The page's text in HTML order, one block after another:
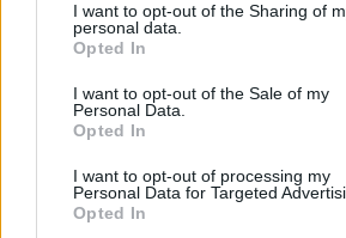
disclose it to other third parties.
Please note that this website/app uses
services and may gather and store
not limited to your visit or usage
grant or deny consent to Google and its
consent section.
I want to opt-out of the Sharing of
personal data.
Opted In
I want to opt-out of the Sale of my
Personal Data.
Opted In
I want to opt-out of processing my
Personal Data for Targeted
Opted In